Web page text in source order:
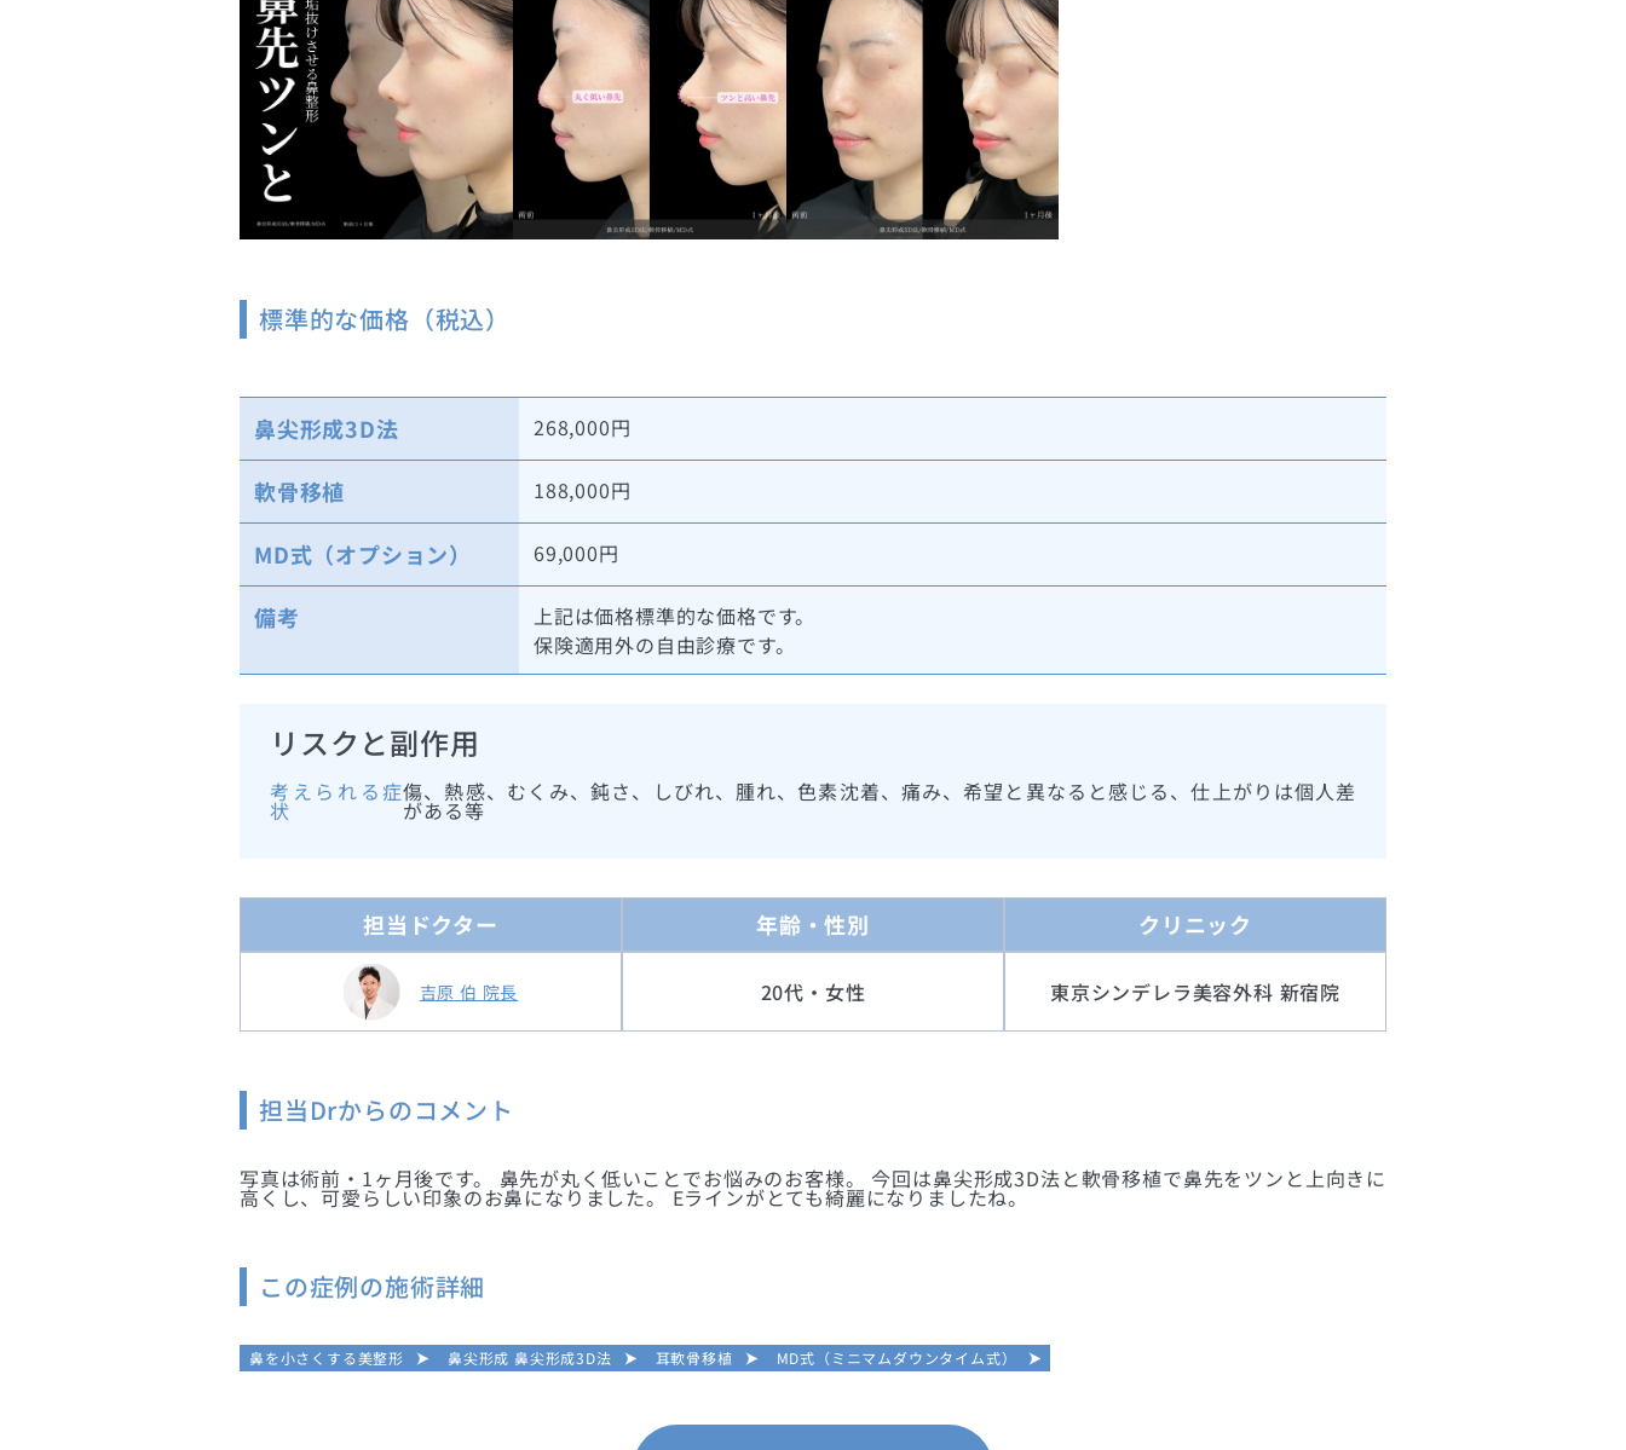
標準的な価格（税込）
鼻尖形成3D法 268,000円
軟骨移植 188,000円
MD式（オプション） 69,000円
備考
上記は価格標準的な価格です。
保険適用外の自由診療です。
リスクと副作用
考えられる症
状
傷、熱感、むくみ、鈍さ、しびれ、腫れ、色素沈着、痛み、希望と異なると感じる、仕上がりは個人差
がある等
担当ドクター
吉原 伯 院長
年齢・性別
20代・女性
クリニック
東京シンデレラ美容外科 新宿院
担当Drからのコメント
写真は術前・1ヶ月後です。 鼻先が丸く低いことでお悩みのお客様。 今回は鼻尖形成3D法と軟骨移植で鼻先をツンと上向きに
高くし、可愛らしい印象のお鼻になりました。 Eラインがとても綺麗になりましたね。
この症例の施術詳細
鼻を小さくする美整形 鼻尖形成 鼻尖形成3D法 耳軟骨移植 MD式（ミニマムダウンタイム式）